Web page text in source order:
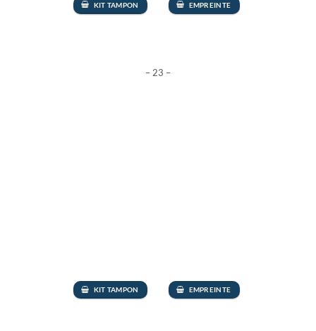
KIT TAMPON EMPREINTE
– 23 –
KIT TAMPON EMPREINTE